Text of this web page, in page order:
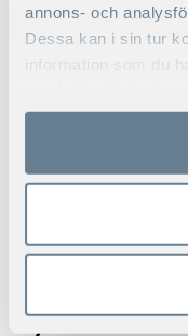
annons- och
Dessa kan i sin tur
information som du
förkastas. Snarare
förutsättningar
och produkter
begreppet
mellan
den senare
processer och
– Innovation